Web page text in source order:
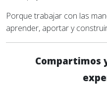
Porque trabajar con las
aprender, aportar y
Compartimos